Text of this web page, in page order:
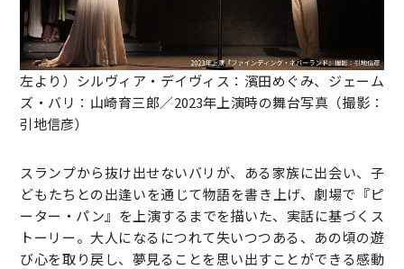
左より）シルヴィア・デイヴィス：濱田めぐみ、ジェーム
ズ・バリ：山崎育三郎／2023年上演時の舞台写真（撮影：
引地信彦）
スランプから抜け出せないバリが、ある家族に出会い、子
どもたちとの出逢いを通じて物語を書き上げ、劇場で『ピ
ーター・パン』を上演するまでを描いた、実話に基づくス
トーリー。大人になるにつれて失いつつある、あの頃の遊
び心を取り戻し、夢見ることを思い出すことができる感動